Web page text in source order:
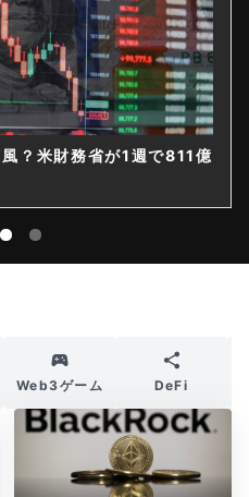
？米財務省が1週で811億
Web3ゲーム DeFi